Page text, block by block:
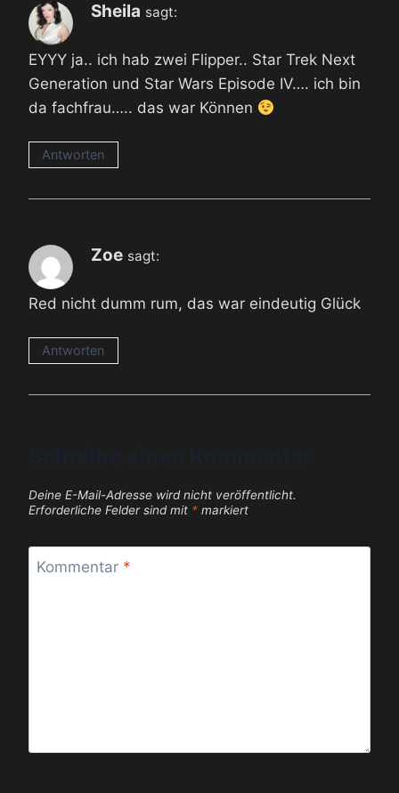
Sheila sagt:
EYYY ja.. ich hab zwei Flipper.. Star Trek Next
Generation und Star Wars Episode IV…. ich bin
da fachfrau….. das war Können
Antworten
Zoe sagt:
Red nicht dumm rum, das war eindeutig Glück
Antworten
Deine E-Mail-Adresse wird nicht veröffentlicht.
Erforderliche Felder sind mit * markiert
Kommentar *